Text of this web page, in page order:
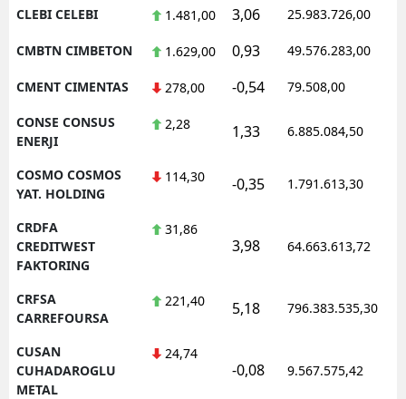
CLEBI CELEBI 1.481,00 3,06 25.983.726,00
CMBTN CIMBETON 1.629,00 0,93 49.576.283,00
CMENT CIMENTAS 278,00 -0,54 79.508,00
CONSE CONSUS
ENERJI
2,28 1,33 6.885.084,50
COSMO COSMOS
YAT. HOLDING
114,30 -0,35 1.791.613,30
CRDFA
CREDITWEST
FAKTORING
31,86
3,98 64.663.613,72
CRFSA
CARREFOURSA
221,40 5,18 796.383.535,30
CUSAN
CUHADAROGLU
METAL
24,74
-0,08 9.567.575,42